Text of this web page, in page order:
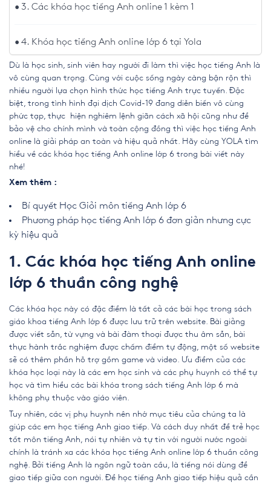
3. Các khóa học tiếng Anh online 1 kèm 1
4. Khóa học tiếng Anh online lớp 6 tại Yola
Dù là học sinh, sinh viên hay người đi làm thì việc học tiếng Anh là
vô cùng quan trọng. Cùng với cuộc sống ngày càng bận rộn thì
nhiều người lựa chọn hình thức học tiếng Anh trực tuyến. Đặc
biệt, trong tình hình đại dịch Covid-19 đang diễn biến vô cùng
phức tạp, thực hiện nghiêm lệnh giãn cách xã hội cũng như để
bảo vệ cho chính mình và toàn cộng đồng thì việc học tiếng Anh
online là giải pháp an toàn và hiệu quả nhất. Hãy cùng YOLA tìm
hiểu về các khóa học tiếng Anh online lớp 6 trong bài viết này
nhé!
Xem thêm :
Bí quyết Học Giỏi môn tiếng Anh lớp 6
Phương pháp học tiếng Anh lớp 6 đơn giản nhưng cực
kỳ hiệu quả
1. Các khóa học tiếng Anh online
lớp 6 thuần công nghệ
Các khóa học này có đặc điểm là tất cả các bài học trong sách
giáo khoa tiếng Anh lớp 6 được lưu trữ trên website. Bài giảng
được viết sẵn, từ vựng và bài đàm thoại được thu âm sẵn, bài
thực hành trắc nghiệm được chấm điểm tự động, một số website
sẽ có thêm phần hỗ trợ gồm game và video. Ưu điểm của các
khóa học loại này là các em học sinh và các phụ huynh có thể tự
học và tìm hiểu các bài khóa trong sách tiếng Anh lớp 6 mà
không phụ thuộc vào giáo viên.
Tuy nhiên, các vị phụ huynh nên nhớ mục tiêu của chúng ta là
giúp các em học tiếng Anh giao tiếp. Và cách duy nhất để trẻ học
tốt môn tiếng Anh, nói tự nhiên và tự tin với người nước ngoài
chính là tránh xa các khóa học tiếng Anh online lớp 6 thuần công
nghệ. Bởi tiếng Anh là ngôn ngữ toàn cầu, là tiếng nói dùng để
giao tiếp giữa con người. Để học tiếng Anh giao tiếp hiệu quả cần